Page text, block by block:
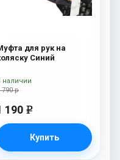
для рук на
Синий
790 р
190 e
Купить
наличии